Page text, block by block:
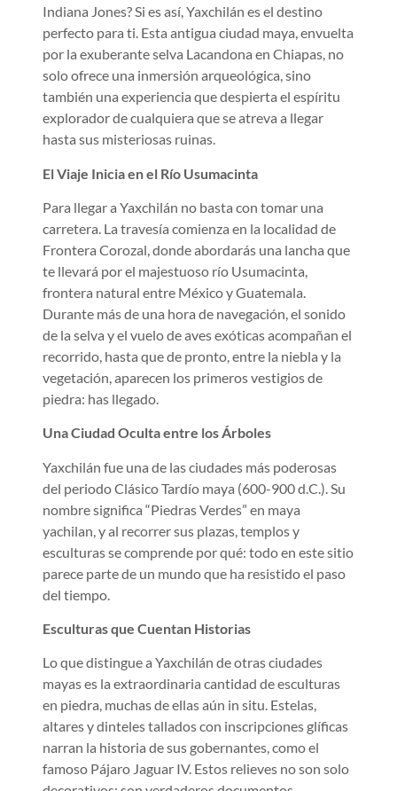
Indiana Jones? Si es así, Yaxchilán es el destino
perfecto para ti. Esta antigua ciudad maya, envuelta
por la exuberante selva Lacandona en Chiapas, no
solo ofrece una inmersión arqueológica, sino
también una experiencia que despierta el espíritu
explorador de cualquiera que se atreva a llegar
hasta sus misteriosas ruinas.
El Viaje Inicia en el Río Usumacinta
Para llegar a Yaxchilán no basta con tomar una
carretera. La travesía comienza en la localidad de
Frontera Corozal, donde abordarás una lancha que
te llevará por el majestuoso río Usumacinta,
frontera natural entre México y Guatemala.
Durante más de una hora de navegación, el sonido
de la selva y el vuelo de aves exóticas acompañan el
recorrido, hasta que de pronto, entre la niebla y la
vegetación, aparecen los primeros vestigios de
piedra: has llegado.
Una Ciudad Oculta entre los Árboles
Yaxchilán fue una de las ciudades más poderosas
del periodo Clásico Tardío maya (600-900 d.C.). Su
nombre significa “Piedras Verdes” en maya
yachilan, y al recorrer sus plazas, templos y
esculturas se comprende por qué: todo en este sitio
parece parte de un mundo que ha resistido el paso
del tiempo.
Esculturas que Cuentan Historias
Lo que distingue a Yaxchilán de otras ciudades
mayas es la extraordinaria cantidad de esculturas
en piedra, muchas de ellas aún in situ. Estelas,
altares y dinteles tallados con inscripciones glíficas
narran la historia de sus gobernantes, como el
famoso Pájaro Jaguar IV. Estos relieves no son solo